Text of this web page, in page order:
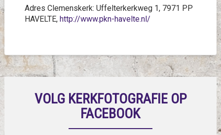
Adres Clemenskerk: Uffelterkerkweg 1, 7971 PP
HAVELTE, http://www.pkn-havelte.nl/
VOLG KERKFOTOGRAFIE OP
FACEBOOK